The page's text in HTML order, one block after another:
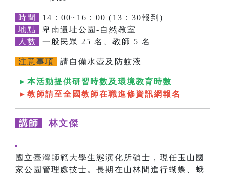
時間
14：00~16：00 (13：30報到)
地點
卑南遺址公園-自然教室
人數
一般民眾 25 名、教師 5 名
注意事項 請自備水壺及防蚊液
►本活動提供研習時數及環境教育時數
►教師請至全國教師在職進修資訊網報名
講師 林文傑
國立臺灣師範大學生態演化所碩士，現任玉山國
家公園管理處技士。長期在山林間進行蝴蝶、蛾